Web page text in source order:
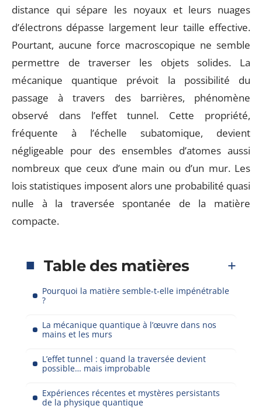
distance qui sépare les noyaux et leurs nuages
d’électrons dépasse largement leur taille effective.
Pourtant, aucune force macroscopique ne semble
permettre de traverser les objets solides. La
mécanique quantique prévoit la possibilité du
passage à travers des barrières, phénomène
observé dans l’effet tunnel. Cette propriété,
fréquente à l’échelle subatomique, devient
négligeable pour des ensembles d’atomes aussi
nombreux que ceux d’une main ou d’un mur. Les
lois statistiques imposent alors une probabilité quasi
nulle à la traversée spontanée de la matière
compacte.
Table des matières
Pourquoi la matière semble-t-elle impénétrable
?
La mécanique quantique à l’œuvre dans nos
mains et les murs
L’effet tunnel : quand la traversée devient
possible… mais improbable
Expériences récentes et mystères persistants
de la physique quantique